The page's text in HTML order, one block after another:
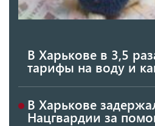
В Харькове в 3,5
тарифы на воду и
В Харькове
Нацгвардии за